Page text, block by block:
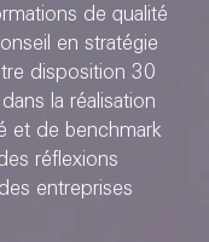
de qualité
en stratégie
disposition 30
la réalisation
et de benchmark
réflexions
entreprises